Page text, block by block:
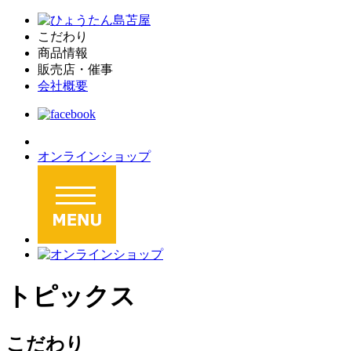
こだわり
商品情報
販売店・催事
会社概要
オンラインショップ
トピックス
こだわり